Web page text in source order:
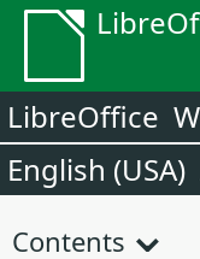
LibreOffice
English (USA)
Contents